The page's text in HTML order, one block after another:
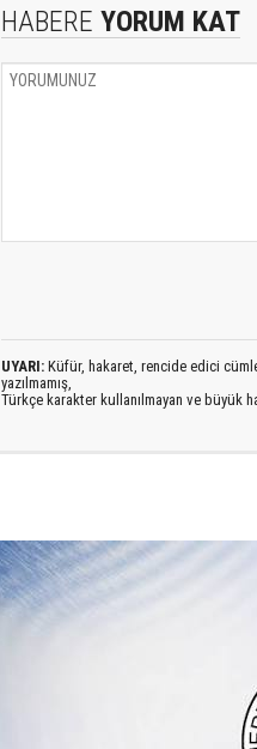
HABERE YORUM KAT
UYARI: Küfür, hakaret, rencide edici
yazılmamış,
Türkçe karakter kullanılmayan ve büyük